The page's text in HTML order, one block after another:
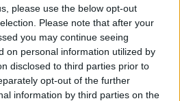
please use the below opt-out
Please note that after your
you may continue seeing
on personal information utilized by
disclosed to third parties prior to
opt-out of the further
information by third parties on the